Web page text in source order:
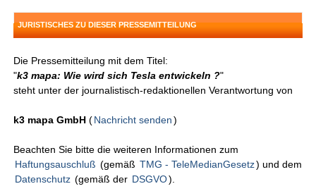
JURISTISCHES ZU DIESER PRESSEMITTEILUNG
Die Pressemitteilung mit dem Titel:
"k3 mapa: Wie wird sich Tesla entwickeln ?"
steht unter der journalistisch-redaktionellen Verantwortung von
k3 mapa GmbH (Nachricht senden )
Beachten Sie bitte die weiteren Informationen zum
Haftungsauschluß (gemäß TMG - TeleMedianGesetz) und dem
Datenschutz (gemäß der DSGVO).